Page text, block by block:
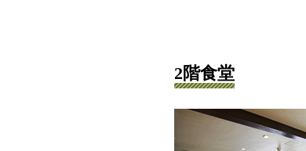
2階食堂